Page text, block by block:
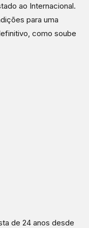
ao Internacional.
para uma
como soube
de 24 anos desde